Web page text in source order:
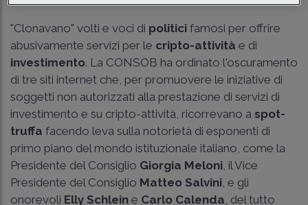
"Clonavano" volti e voci di politici famosi per offrire
abusivamente servizi per le cripto-attività e di
investimento. La CONSOB ha ordinato l'oscuramento
di tre siti internet che, per promuovere le iniziative di
soggetti non autorizzati alla prestazione di servizi di
investimento e su cripto-attività, ricorrevano a spot-
truffa facendo leva sulla notorietà di esponenti di
primo piano del mondo istituzionale italiano, come la
Presidente del Consiglio Giorgia Meloni, il Vice
Presidente del Consiglio Matteo Salvini, e gli
onorevoli Elly Schlein e Carlo Calenda, del tutto